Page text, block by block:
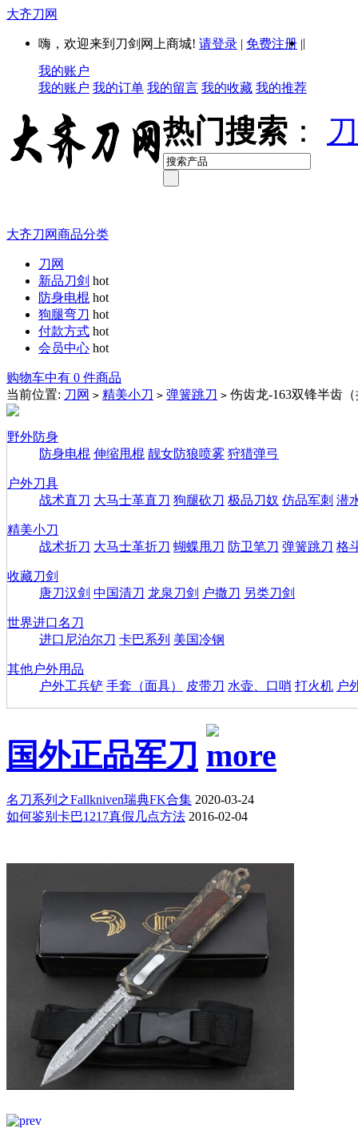
大齐刀网
嗨，欢迎来到刀剑网上商城! 请登录 | 免费注册 ||
我的账户
我的账户 我的订单 我的留言 我的收藏 我的推荐
热门搜索 ：
大齐刀网商品分类
刀网
新品刀剑 hot
防身电棍 hot
狗腿弯刀 hot
付款方式 hot
会员中心 hot
购物车中有 0 件商品
当前位置: 刀网 > 精美小刀 > 弹簧跳刀 > 伤齿龙-163双锋半齿
野外防身
防身电棍 伸缩甩棍 靓女防狼喷雾 狩猎弹弓
户外刀具
战术直刀 大马士革直刀 狗腿砍刀 极品刀奴 仿品军刺 潜
精美小刀
战术折刀 大马士革折刀 蝴蝶甩刀 防卫笔刀 弹簧跳刀 格
收藏刀剑
唐刀汉剑 中国清刀 龙泉刀剑 户撒刀 另类刀剑
世界进口名刀
进口尼泊尔刀 卡巴系列 美国冷钢
其他户外用品
户外工兵铲 手套（面具） 皮带刀 水壶、口哨 打火机 户
国外正品军刀
名刀系列之Fallkniven瑞典FK合集 2020-03-24
如何鉴别卡巴1217真假几点方法 2016-02-04